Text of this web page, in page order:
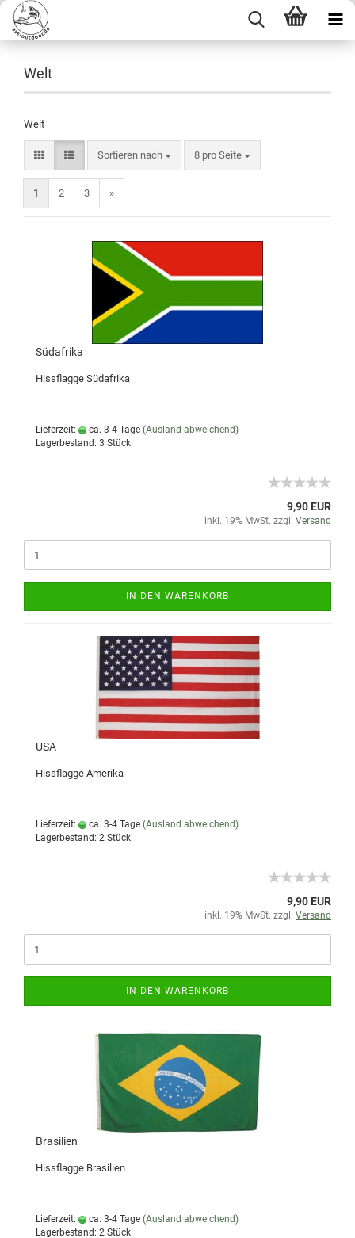
Welt
Welt
Sortieren nach 8 pro Seite
1 2 3 »
Südafrika
Hissflagge Südafrika
Lieferzeit: ca. 3-4 Tage (Ausland abweichend)
Lagerbestand: 3 Stück
9,90 EUR
inkl. 19% MwSt. zzgl. Versand
IN DEN WARENKORB
USA
Hissflagge Amerika
Lieferzeit: ca. 3-4 Tage (Ausland abweichend)
Lagerbestand: 2 Stück
9,90 EUR
inkl. 19% MwSt. zzgl. Versand
IN DEN WARENKORB
Brasilien
Hissflagge Brasilien
Lieferzeit: ca. 3-4 Tage (Ausland abweichend)
Lagerbestand: 2 Stück